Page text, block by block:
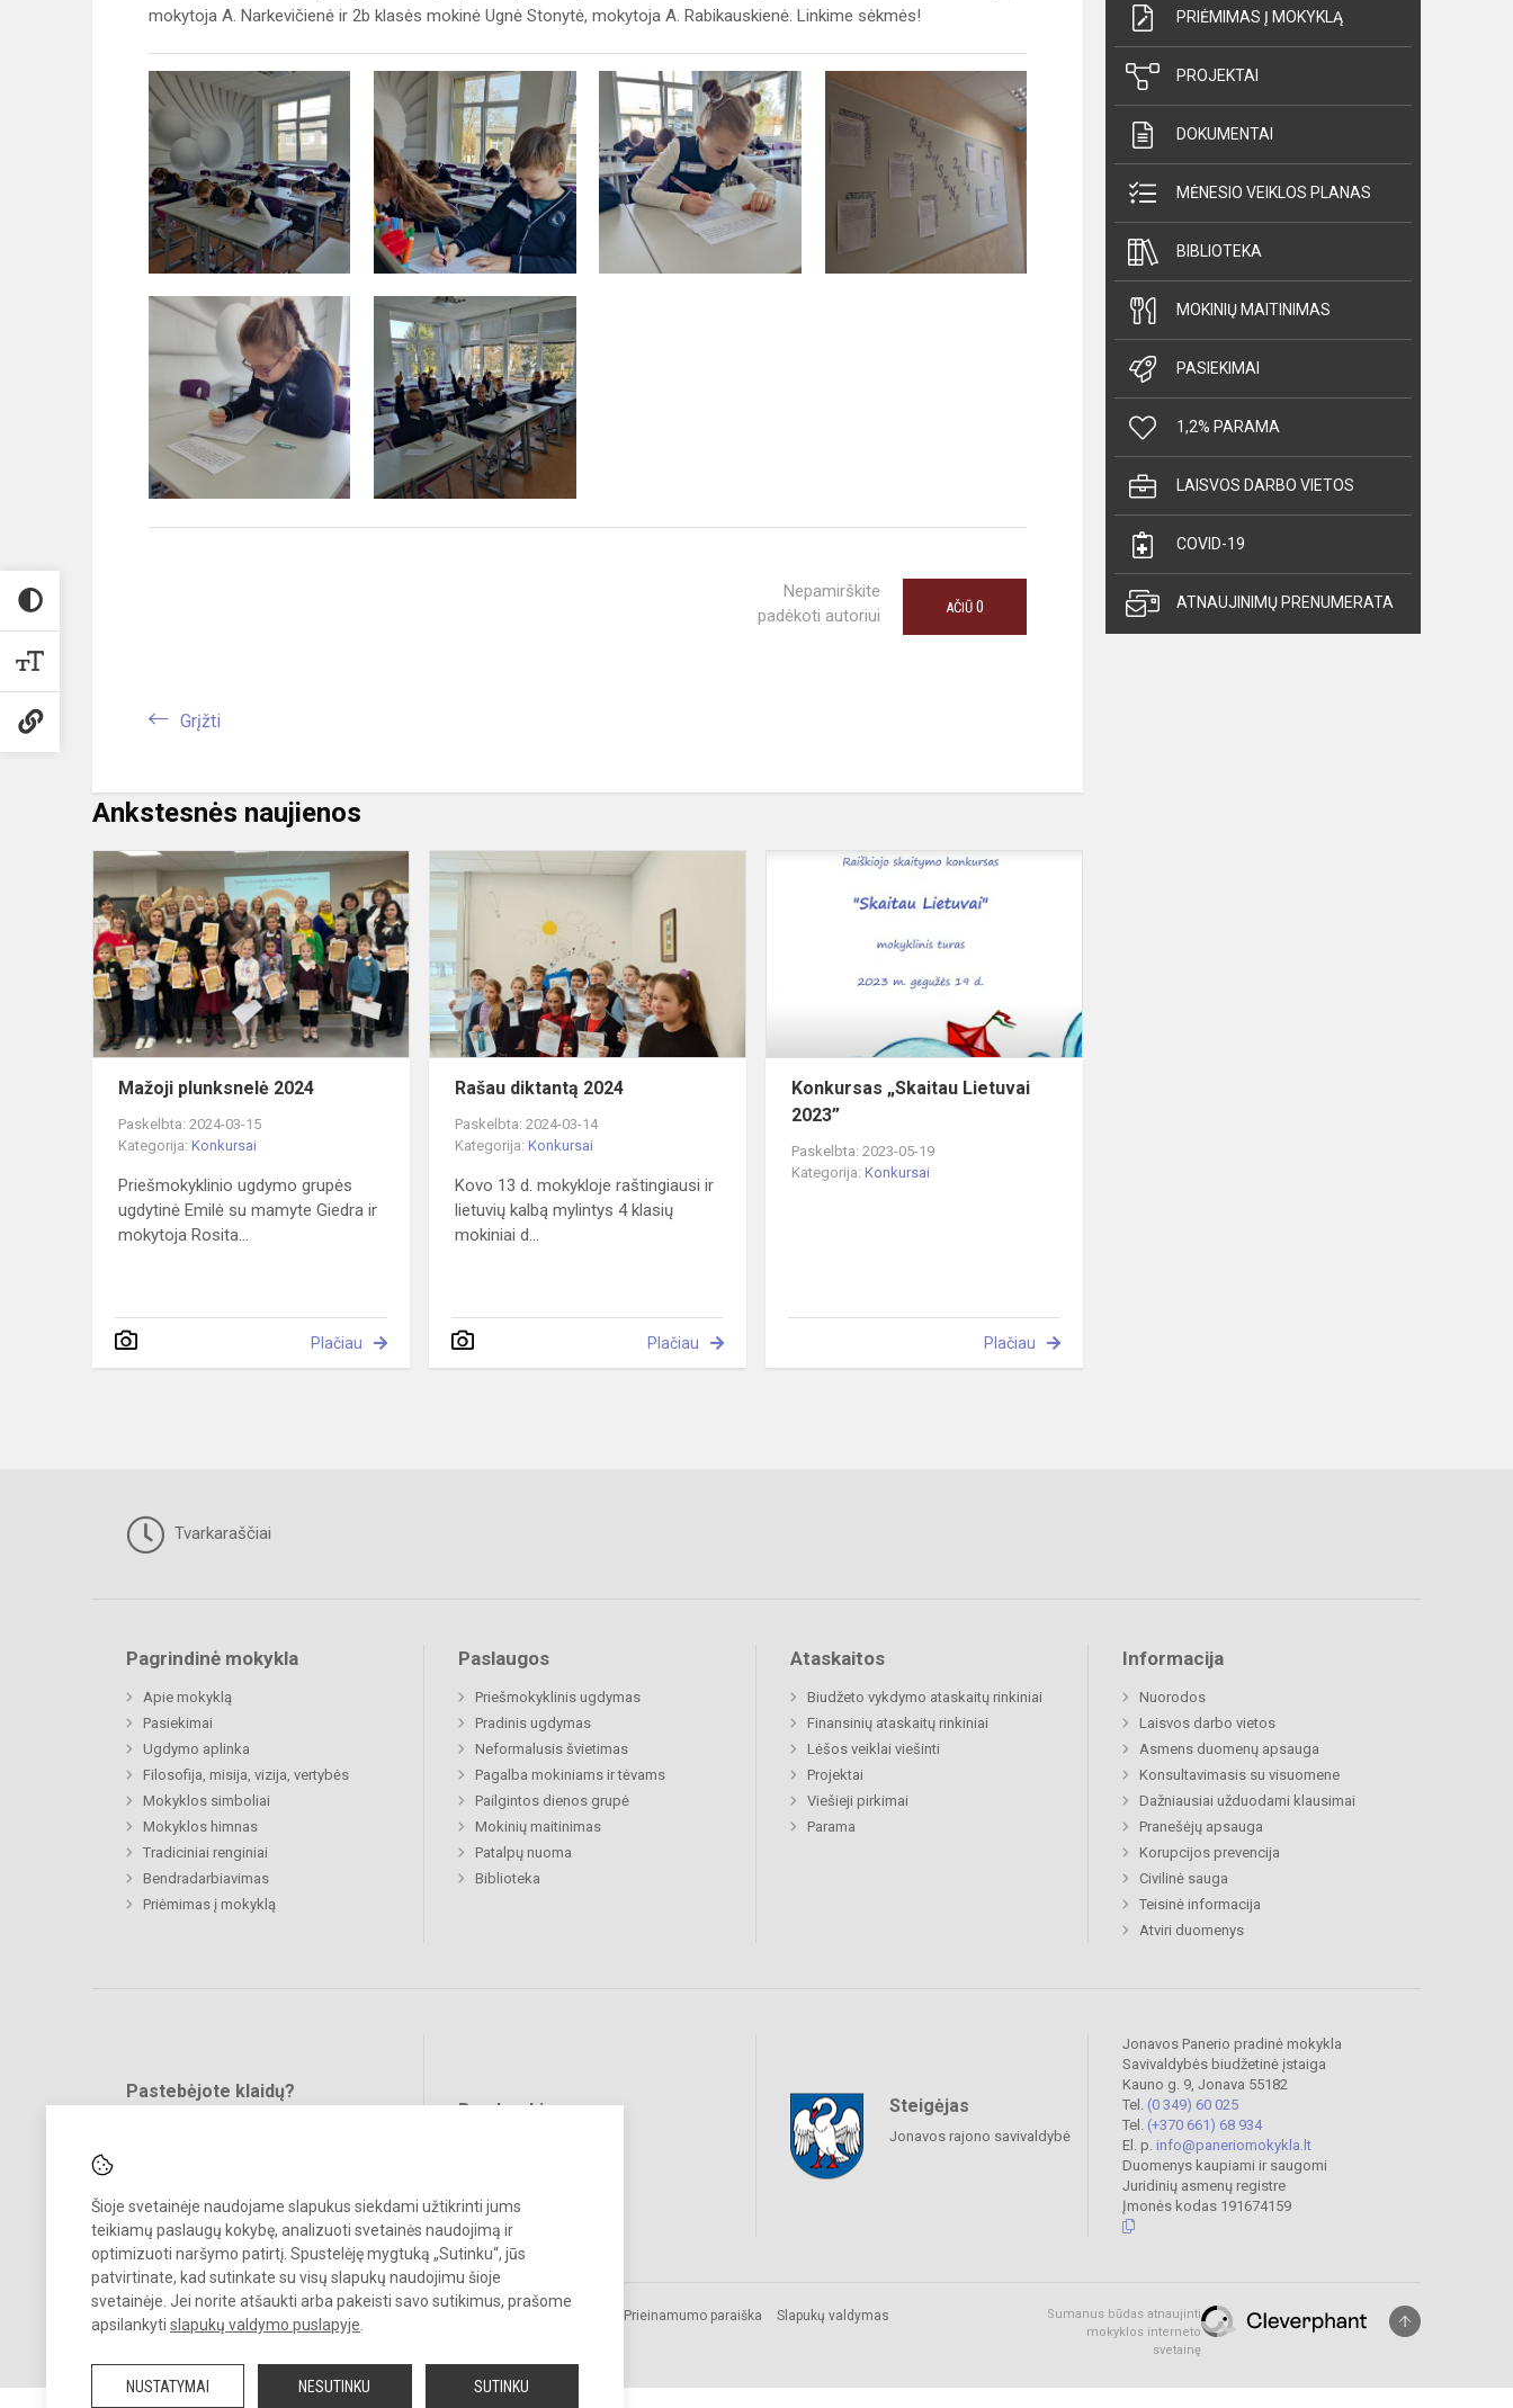
Šioje svetainėje naudojame slapukus siekdami užtikrinti jums
teikiamų paslaugų kokybę, analizuoti svetainės naudojimą ir
optimizuoti naršymo patirtį. Spustelėję mygtuką „Sutinku“, jūs
patvirtinate, kad sutinkate su visų slapukų naudojimu šioje
svetainėje. Jei norite atšaukti arba pakeisti savo sutikimus, prašome
apsilankyti slapukų valdymo puslapyje
NUSTATYMAI NESUTINKU SUTINKU
mokytoja A. Narkevičienė ir 2b klasės mokinė Ugnė Stonytė, mokytoja A. Rabikauskienė. Linkime sėkmės!
Nepamirškite
padėkoti autoriui
AČIŪ 0
Grįžti
Ankstesnės naujienos
plunksnelė
2024
Mažoji plunksnelė 2024
Paskelbta: 2024-03-15
Kategorija: Konkursai
Priešmokyklinio ugdymo grupės
ugdytinė Emilė su mamyte Giedra ir
mokytoja Rosita...
Plačiau
Rašau diktantą 2024
Paskelbta: 2024-03-14
Kategorija:Konkursai
Kovo 13 d. mokykloje raštingiausi ir
lietuvių kalbą mylintys 4 klasių
mokiniai d...
Plačiau
Konkursas „Skaitau Lietuvai
2023”
Paskelbta: 2023-05-19
Kategorija:Konkursai
Plačiau
PRIĖMIMAS Į MOKYKLĄ
PROJEKTAI
DOKUMENTAI
MĖNESIO VEIKLOS PLANAS
BIBLIOTEKA
MOKINIŲ MAITINIMAS
PASIEKIMAI
1,2% PARAMA
LAISVOS DARBO VIETOS
COVID-19
ATNAUJINIMŲ PRENUMERATA
Tvarkaraščiai
Pagrindinė mokykla
Apie mokyklą
Pasiekimai
Ugdymo aplinka
Filosofija, misija, vizija, vertybės
Mokyklos simboliai
Mokyklos himnas
Tradiciniai renginiai
Bendradarbiavimas
Priėmimas į mokyklą
Paslaugos
Priešmokyklinis ugdymas
Pradinis ugdymas
Neformalusis švietimas
Pagalba mokiniams ir tėvams
Pailgintos dienos grupė
Mokinių maitinimas
Patalpų nuoma
Biblioteka
Ataskaitos
Biudžeto vykdymo ataskaitų rinkiniai
Finansinių ataskaitų rinkiniai
Lėšos veiklai viešinti
Projektai
Viešieji pirkimai
Parama
Informacija
Nuorodos
Laisvos darbo vietos
Asmens duomenų apsauga
Konsultavimasis su visuomene
Dažniausiai užduodami klausimai
Pranešėjų apsauga
Korupcijos prevencija
Civilinė sauga
Teisinė informacija
Atviri duomenys
Pastebėjote klaidų?
Bendraukime Steigėjas
Jonavos rajono savivaldybė
Jonavos Panerio pradinė mokykla
Savivaldybės biudžetinė įstaiga
Kauno g. 9, Jonava 55182
Tel. (0 349) 60 025
Tel. (+370 661) 68 934
El. p. info@paneriomokykla.lt
Duomenys kaupiami ir saugomi
Juridinių asmenų registre
Įmonės kodas 191674159
© 2023. Jonavos Panerio pradinė mokykla. Visos teisės saugomos.
Kopijuoti turinį be raštiško įstaigos administracijos sutikimo griežtai
Prieinamumo paraiška Slapukų valdymas
Sumanus būdas atnaujinti
mokyklos interneto
svetainę